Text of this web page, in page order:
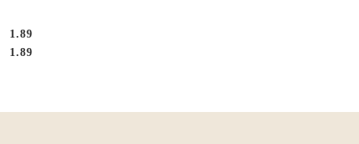
Cena:
1.89
Cena:
1.89